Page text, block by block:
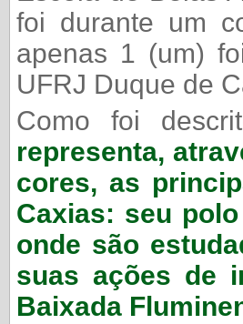
foi durante um
apenas 1 (um)
UFRJ Duque de
Como foi
representa,
cores, as
Caxias: seu
onde são
suas ações de
Baixada